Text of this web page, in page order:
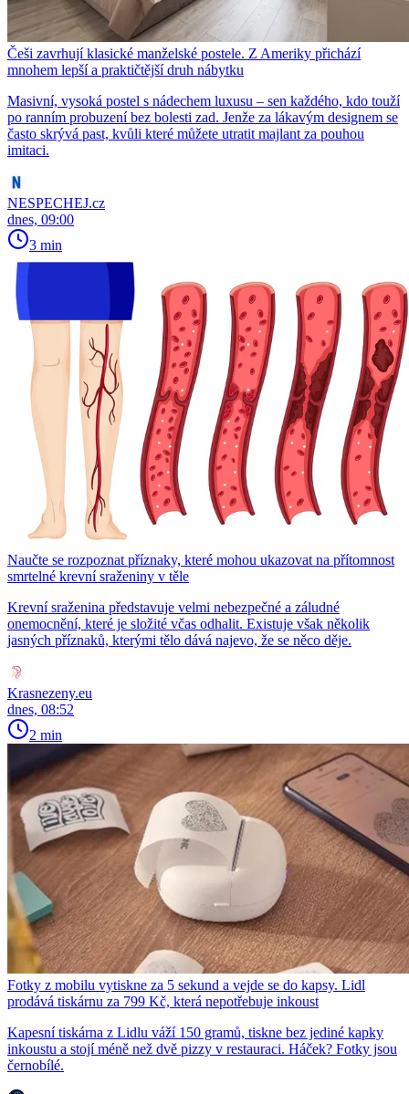
Češi zavrhují klasické manželské postele. Z Ameriky přichází
mnohem lepší a praktičtější druh nábytku
Masivní, vysoká postel s nádechem luxusu – sen každého, kdo touží
po ranním probuzení bez bolesti zad. Jenže za lákavým designem se
často skrývá past, kvůli které můžete utratit majlant za pouhou
imitaci.
NESPECHEJ.cz
dnes, 09:00
3 min
Naučte se rozpoznat příznaky, které mohou ukazovat na přítomnost
smrtelné krevní sraženiny v těle
Krevní sraženina představuje velmi nebezpečné a záludné
onemocnění, které je složité včas odhalit. Existuje však několik
jasných příznaků, kterými tělo dává najevo, že se něco děje.
Krasnezeny.eu
dnes, 08:52
2 min
Fotky z mobilu vytiskne za 5 sekund a vejde se do kapsy. Lidl
prodává tiskárnu za 799 Kč, která nepotřebuje inkoust
Kapesní tiskárna z Lidlu váží 150 gramů, tiskne bez jediné kapky
inkoustu a stojí méně než dvě pizzy v restauraci. Háček? Fotky jsou
černobílé.